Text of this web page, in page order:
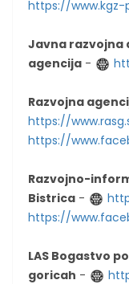
https://www.kgz-
Javna razvojna
agencija -
Razvojna
https://
https://
Razvojno-
Bistrica -
https://
LAS Bogastvo
goricah -